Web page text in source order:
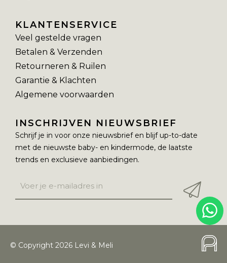
KLANTENSERVICE
Veel gestelde vragen
Betalen & Verzenden
Retourneren & Ruilen
Garantie & Klachten
Algemene voorwaarden
INSCHRIJVEN NIEUWSBRIEF
Schrijf je in voor onze nieuwsbrief en blijf up-to-date
met de nieuwste baby- en kindermode, de laatste
trends en exclusieve aanbiedingen.
© Copyright 2026 Levi & Meli